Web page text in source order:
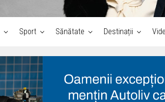
Sport Sănătate Destinații